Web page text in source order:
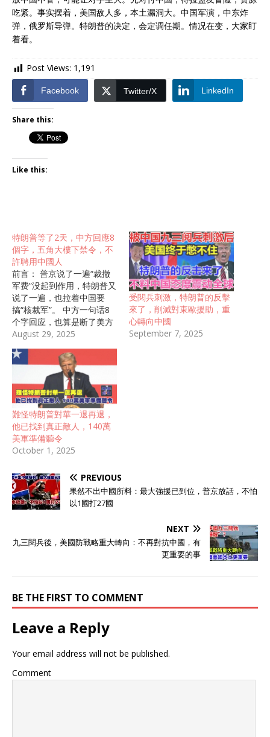
吃紧。事实摆着，美国敌人多，本土漏洞大。中国军演，中东炸
弹，俄罗斯导弹。特朗普的决定，会定调任期。情况在变，大家盯
着看。
Post Views: 1,191
Facebook Twitter/X LinkedIn
Share this:
Like this:
特朗普等了2天，中方回應8
個字，五角大樓下禁令，不
許聘用中國人
前言： 普京说了一遍“裁撤
军费”没起到作用，特朗普又
说了一遍，也拉着中国要
搞“核裁军”。 中方一句话8
个字回应，也算是断了美方
的念想。但同一天五角大楼
被彻底排除在外。 美俄两国
为什么都聚焦于让中国“裁
军”的话题？中方的举动，又
释放了什么坚定的信号？ 自
从特朗普上台后，又开始试
图拉着美俄两国搞“军控”那
一套。 今年2月份在美国和
俄罗斯进行磋商之后，俄罗
斯总统普京突然向中方致
普所要求的“裁撤一半军
费”的倡议。 当时特朗普正
在美国搞节省开支改革，他
个问题。 俄罗斯这边因为俄
局”。 当时我国对于这个问
题的回应干脆利落： “中国
军队有限的国防支出，完全
是捍卫国家主权的需要，更
说白了就是美俄所要求的“裁
军”问题，对于中国来说根本
是不合时宜的讨论。 中国现
August 29, 2025
受閱兵刺激，特朗普的反擊
來了，削減對東歐援助，重
心轉向中國
September 7, 2025
難怪特朗普對華一退再退，
他已找到真正敵人，140萬
美軍準備聽令
October 1, 2025
PREVIOUS
果然不出中國所料：最大強援已到位，普京放話，不怕
以1國打27國
NEXT
九三閱兵後，美國防戰略重大轉向：不再對抗中國，有
更重要的事
BE THE FIRST TO COMMENT
Leave a Reply
Your email address will not be published.
Comment